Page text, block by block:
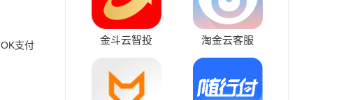
OK支付
金斗云智投 淘金云客服